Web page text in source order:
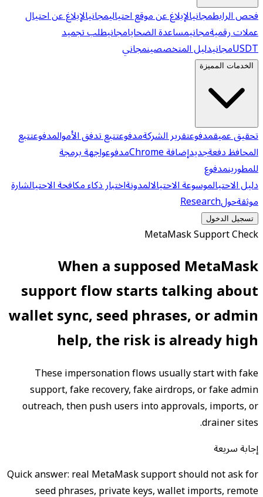
فحص الرابطمجانيالإبلاغ عن موقع احتياليمجانيالإبلاغ عن احتيال
عملات رقميةمجانيمساعدة الضحايامجانيطلب تجميد
USDTمجانيدليل المتخصصينمجاني
الخدمات المميزة
تحقيق عميقمدفوعتقرير الشركةمدفوعتتبع تدفق الأموالمدفوعتتبع
المحافظ دفعةجديدإضافة Chrome مدفوعواجهة برمجة
للمطورينمدفوع
دليل الاحتيالموسوعة الاحتيالالمدونةاختبار ذكاء مكافحة الاحتيالشارة
موثقةحولResearch
تسجيل الدخول
MetaMask Support Check
When a supposed MetaMask
support flow starts talking about
wallet sync, seed phrases, or admin
help, the risk is already high
These impersonation flows usually start with fake
support, fake recovery, fake airdrops, or fake admin
outreach, then push users into approvals, imports, or
drainer sites.
إجابة سريعة
Quick answer: real MetaMask support should not ask for
seed phrases, private keys, wallet imports, remote